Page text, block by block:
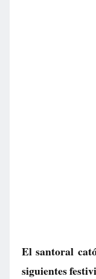
El santoral
siguientes